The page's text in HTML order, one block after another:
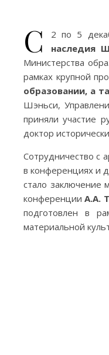
С 2 по 5
наследия
Министерства
рамках крупной
образовании, а
Шэньси,
приняли участие
доктор
Сотрудничество с
в конференциях и
стало заключение
конференцииА.А.
подготовлен в
материальной